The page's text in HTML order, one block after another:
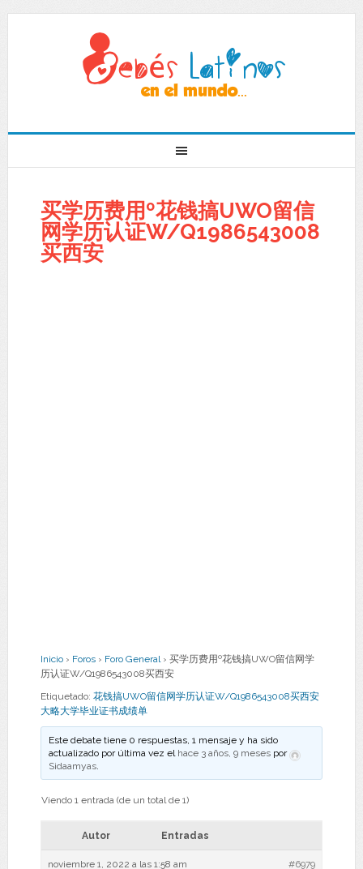
买学历费用º花钱搞UWO留信
网学历认证W/Q1986543008
买西安
Inicio › Foros › Foro General › 买学历费用º花钱搞UWO留信网学
历认证W/Q1986543008买西安
Etiquetado: 花钱搞UWO留信网学历认证W/Q1986543008买西安
大略大学毕业证书成绩单
Este debate tiene 0 respuestas, 1 mensaje y ha sido
actualizado por última vez el hace 3 años, 9 meses por
Sidaamyas.
Viendo 1 entrada (de un total de 1)
Autor Entradas
noviembre 1, 2022 a las 1:58 am #6979